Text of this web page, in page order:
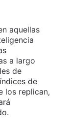
aquellas
a largo
de
de
los replican,